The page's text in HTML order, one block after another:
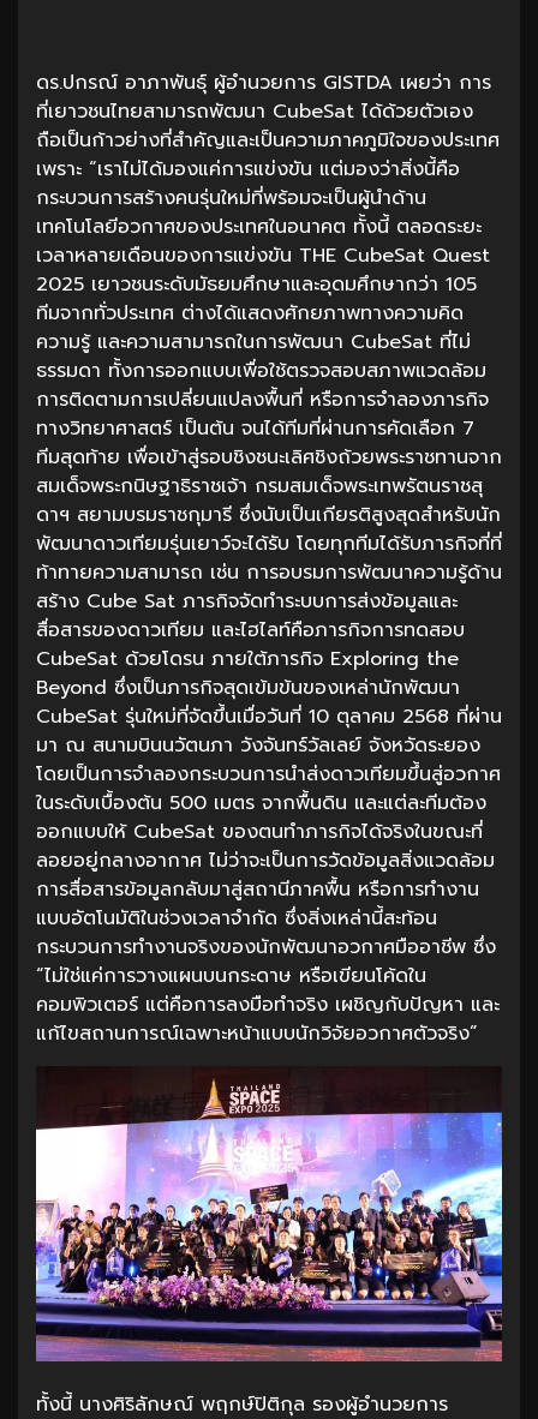
ดร.ปกรณ์ อาภาพันธ์ุ ผู้อำนวยการ GISTDA เผยว่า การ
ที่เยาวชนไทยสามารถพัฒนา CubeSat ได้ด้วยตัวเอง
ถือเป็นก้าวย่างที่สำคัญและเป็นความภาคภูมิใจของประเทศ
เพราะ “เราไม่ได้มองแค่การแข่งขัน แต่มองว่าสิ่งนี้คือ
กระบวนการสร้างคนรุ่นใหม่ที่พร้อมจะเป็นผู้นำด้าน
เทคโนโลยีอวกาศของประเทศในอนาคต ทั้งนี้ ตลอดระยะ
เวลาหลายเดือนของการแข่งขัน THE CubeSat Quest
2025 เยาวชนระดับมัธยมศึกษาและอุดมศึกษากว่า 105
ทีมจากทั่วประเทศ ต่างได้แสดงศักยภาพทางความคิด
ความรู้ และความสามารถในการพัฒนา CubeSat ที่ไม่
ธรรมดา ทั้งการออกแบบเพื่อใช้ตรวจสอบสภาพแวดล้อม
การติดตามการเปลี่ยนแปลงพื้นที่ หรือการจำลองภารกิจ
ทางวิทยาศาสตร์ เป็นต้น จนได้ทีมที่ผ่านการคัดเลือก 7
ทีมสุดท้าย เพื่อเข้าสู่รอบชิงชนะเลิศชิงถ้วยพระราชทานจาก
สมเด็จพระกนิษฐาธิราชเจ้า กรมสมเด็จพระเทพรัตนราชสุ
ดาฯ สยามบรมราชกุมารี ซึ่งนับเป็นเกียรติสูงสุดสำหรับนัก
พัฒนาดาวเทียมรุ่นเยาว์จะได้รับ โดยทุกทีมได้รับภารกิจที่ที่
ท้าทายความสามารถ เช่น การอบรมการพัฒนาความรู้ด้าน
สร้าง Cube Sat ภารกิจจัดทำระบบการส่งข้อมูลและ
สื่อสารของดาวเทียม และไฮไลท์คือภารกิจการทดสอบ
CubeSat ด้วยโดรน ภายใต้ภารกิจ Exploring the
Beyond ซึ่งเป็นภารกิจสุดเข้มข้นของเหล่านักพัฒนา
CubeSat รุ่นใหม่ที่จัดขึ้นเมื่อวันที่ 10 ตุลาคม 2568 ที่ผ่าน
มา ณ สนามบินนวัตนภา วังจันทร์วัลเลย์ จังหวัดระยอง
โดยเป็นการจำลองกระบวนการนำส่งดาวเทียมขึ้นสู่อวกาศ
ในระดับเบื้องต้น 500 เมตร จากพื้นดิน และแต่ละทีมต้อง
ออกแบบให้ CubeSat ของตนทำภารกิจได้จริงในขณะที่
ลอยอยู่กลางอากาศ ไม่ว่าจะเป็นการวัดข้อมูลสิ่งแวดล้อม
การสื่อสารข้อมูลกลับมาสู่สถานีภาคพื้น หรือการทำงาน
แบบอัตโนมัติในช่วงเวลาจำกัด ซึ่งสิ่งเหล่านี้สะท้อน
กระบวนการทำงานจริงของนักพัฒนาอวกาศมืออาชีพ ซึ่ง
“ไม่ใช่แค่การวางแผนบนกระดาษ หรือเขียนโค้ดใน
คอมพิวเตอร์ แต่คือการลงมือทำจริง เผชิญกับปัญหา และ
แก้ไขสถานการณ์เฉพาะหน้าแบบนักวิจัยอวกาศตัวจริง”
ทั้งนี้ นางศิริลักษณ์ พฤกษ์ปิติกุล รองผู้อำนวยการ